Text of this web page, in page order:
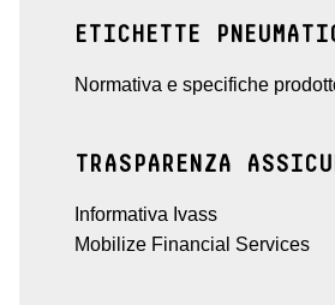
ETICHETTE
Normativa e specifiche
TRASPARENZA
Informativa Ivass
Mobilize Financial Services